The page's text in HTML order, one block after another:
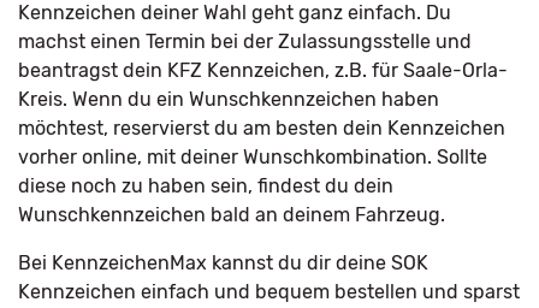
Kennzeichen deiner Wahl geht ganz einfach. Du
machst einen Termin bei der Zulassungsstelle und
beantragst dein KFZ Kennzeichen, z.B. für Saale-Orla-
Kreis. Wenn du ein Wunschkennzeichen haben
möchtest, reservierst du am besten dein Kennzeichen
vorher online, mit deiner Wunschkombination. Sollte
diese noch zu haben sein, findest du dein
Wunschkennzeichen bald an deinem Fahrzeug.
Bei KennzeichenMax kannst du dir deine SOK
Kennzeichen einfach und bequem bestellen und sparst